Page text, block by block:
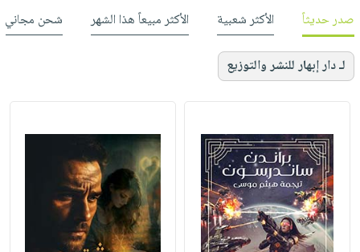
صدر حديثاً الأكثر شعبية الأكثر مبيعاً هذا الشهر شحن مجاني
لـ دار إبهار للنشر والتوزيع